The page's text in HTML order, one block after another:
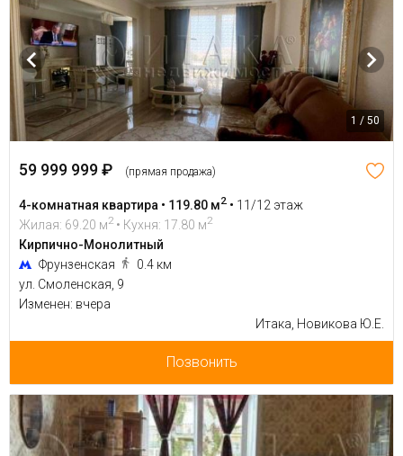
1 / 50
59 999 999 ₽ (прямая продажа)
4-комнатная квартира • 119.80 м2 • 11/12 этаж
Жилая: 69.20 м2 • Кухня: 17.80 м2
Кирпично-Монолитный
Фрунзенская
0.4 км
ул. Смоленская, 9
Изменен: вчера
Итака, Новикова Ю.Е.
Позвонить